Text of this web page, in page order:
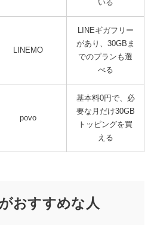
いる
LINEMO
LINEギガフリー
があり、30GBま
でのプランも選
べる
povo
基本料0円で、必
要な月だけ30GB
トッピングを買
える
おすすめな人